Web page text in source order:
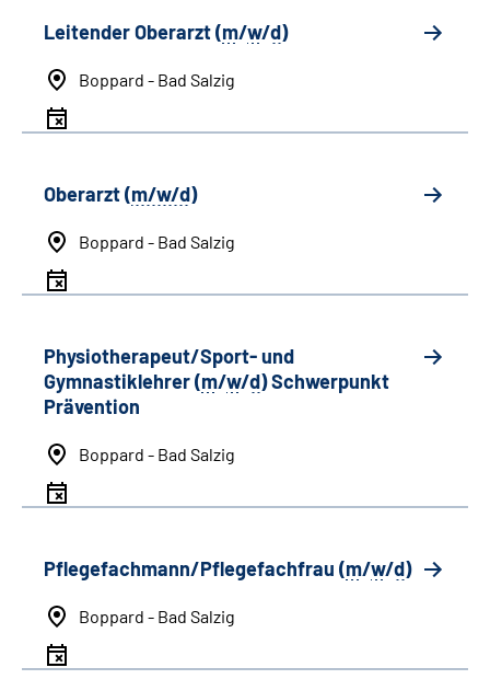
Leitender Oberarzt (m/w/d)
Boppard - Bad Salzig
Oberarzt (m/w/d)
Boppard - Bad Salzig
Physiotherapeut/Sport- und
Gymnastiklehrer (m/w/d) Schwerpunkt
Prävention
Boppard - Bad Salzig
Pflegefachmann/Pflegefachfrau (m/w/d)
Boppard - Bad Salzig